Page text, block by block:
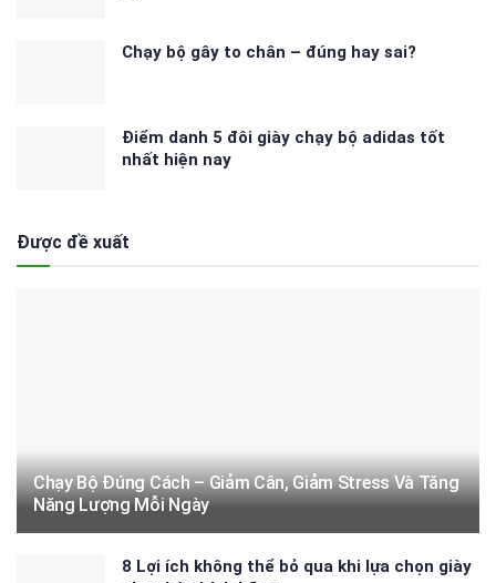
Chạy bộ gây to chân – đúng hay sai?
Điểm danh 5 đôi giày chạy bộ adidas tốt
nhất hiện nay
Được đề xuất
Chạy Bộ Đúng Cách – Giảm Cân, Giảm Stress Và Tăng
Năng Lượng Mỗi Ngày
8 Lợi ích không thể bỏ qua khi lựa chọn giày